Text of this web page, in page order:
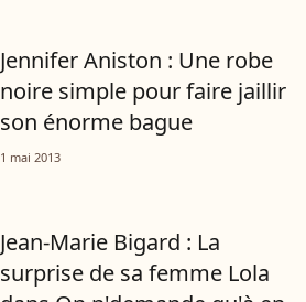
Jennifer Aniston : Une robe
noire simple pour faire jaillir
son énorme bague
1 mai 2013
Jean-Marie Bigard : La
surprise de sa femme Lola